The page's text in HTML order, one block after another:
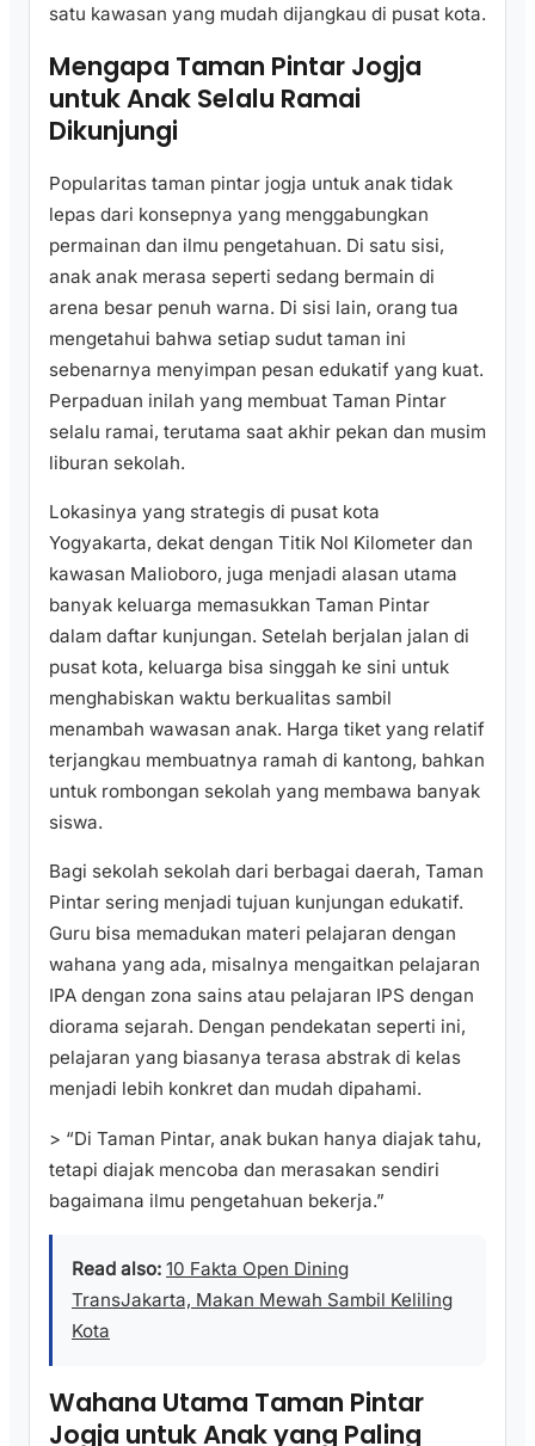
satu kawasan yang mudah dijangkau di pusat kota.
Mengapa Taman Pintar Jogja
untuk Anak Selalu Ramai
Dikunjungi
Popularitas taman pintar jogja untuk anak tidak
lepas dari konsepnya yang menggabungkan
permainan dan ilmu pengetahuan. Di satu sisi,
anak anak merasa seperti sedang bermain di
arena besar penuh warna. Di sisi lain, orang tua
mengetahui bahwa setiap sudut taman ini
sebenarnya menyimpan pesan edukatif yang kuat.
Perpaduan inilah yang membuat Taman Pintar
selalu ramai, terutama saat akhir pekan dan musim
liburan sekolah.
Lokasinya yang strategis di pusat kota
Yogyakarta, dekat dengan Titik Nol Kilometer dan
kawasan Malioboro, juga menjadi alasan utama
banyak keluarga memasukkan Taman Pintar
dalam daftar kunjungan. Setelah berjalan jalan di
pusat kota, keluarga bisa singgah ke sini untuk
menghabiskan waktu berkualitas sambil
menambah wawasan anak. Harga tiket yang relatif
terjangkau membuatnya ramah di kantong, bahkan
untuk rombongan sekolah yang membawa banyak
siswa.
Bagi sekolah sekolah dari berbagai daerah, Taman
Pintar sering menjadi tujuan kunjungan edukatif.
Guru bisa memadukan materi pelajaran dengan
wahana yang ada, misalnya mengaitkan pelajaran
IPA dengan zona sains atau pelajaran IPS dengan
diorama sejarah. Dengan pendekatan seperti ini,
pelajaran yang biasanya terasa abstrak di kelas
menjadi lebih konkret dan mudah dipahami.
> “Di Taman Pintar, anak bukan hanya diajak tahu,
tetapi diajak mencoba dan merasakan sendiri
bagaimana ilmu pengetahuan bekerja.”
Read also: 10 Fakta Open Dining
TransJakarta, Makan Mewah Sambil Keliling
Kota
Wahana Utama Taman Pintar
Jogja untuk Anak yang Paling